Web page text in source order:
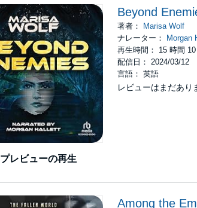
プレビューの再生
Beyond
著者：
Marisa Wolf
ナレーター：
Morgan
再生時間： 15 時間
配信日： 2024/03/12
言語： 英語
レビューはまだあり
Among the